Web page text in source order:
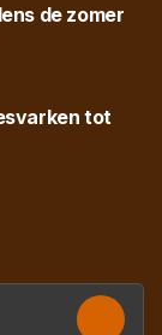
de zomer
tot